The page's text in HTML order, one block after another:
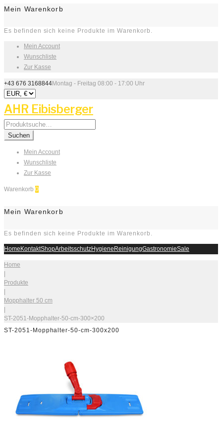
Mein Warenkorb
Es befinden sich keine Produkte im Warenkorb.
Mein Account
Wunschliste
Zur Kasse
+43 676 3168844Montag - Freitag 08:00 - 17:00 Uhr
AHR Eibisberger
Search
for:
Suchen
Mein Account
Wunschliste
Zur Kasse
Warenkorb 0
Mein Warenkorb
Es befinden sich keine Produkte im Warenkorb.
HomeKontaktShopArbeitsschutzHygieneReinigungGastronomieSale
Home
|
Produkte
|
Mopphalter 50 cm
|
ST-2051-Mopphalter-50-cm-300×200
ST-2051-Mopphalter-50-cm-300x200